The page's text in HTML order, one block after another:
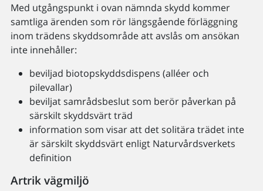
Med utgångspunkt i ovan nämnda skydd kommer
samtliga ärenden som rör längsgående förläggning
inom trädens skyddsområde att avslås om ansökan
inte innehåller:
beviljad biotopskyddsdispens (alléer och
pilevallar)
beviljat samrådsbeslut som berör påverkan på
särskilt skyddsvärt träd
information som visar att det solitära trädet inte
är särskilt skyddsvärt enligt Naturvårdsverkets
definition
Artrik vägmiljö